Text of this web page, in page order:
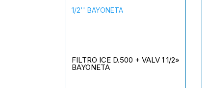
FILTRO ICE D.500 + VALV 1 1/2»
BAYONETA